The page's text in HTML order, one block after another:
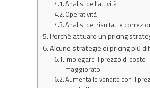
Analisi dell’attività
Operatività
Analisi dei risultati e
Perché attuare un pricing
Alcune strategie di pricing più
Impiegare il prezzo di costo
maggiorato
Aumenta le vendite con il